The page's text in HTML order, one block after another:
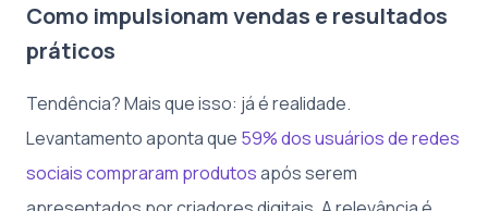
Como impulsionam vendas e resultados
práticos
Tendência? Mais que isso: já é realidade.
Levantamento aponta que 59% dos usuários de redes
sociais compraram produtosapós serem